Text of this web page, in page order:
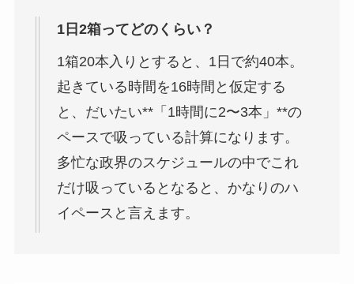
1日2箱ってどのくらい？
1箱20本入りとすると、1日で約40本。
起きている時間を16時間と仮定する
と、だいたい**「1時間に2〜3本」**の
ペースで吸っている計算になります。
多忙な政界のスケジュールの中でこれ
だけ吸っているとなると、かなりのハ
イペースと言えます。